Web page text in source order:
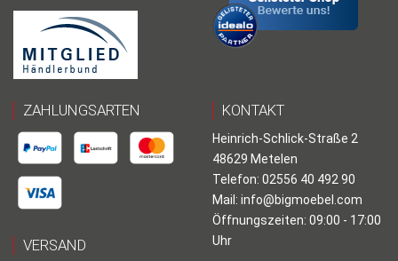
ZAHLUNGSARTEN
VERSAND
KONTAKT
Heinrich-Schlick-Straße 2
48629 Metelen
Telefon: 02556 40 492 90
Mail: info@bigmoebel.com
Öffnungszeiten: 09:00 - 17:00
Uhr